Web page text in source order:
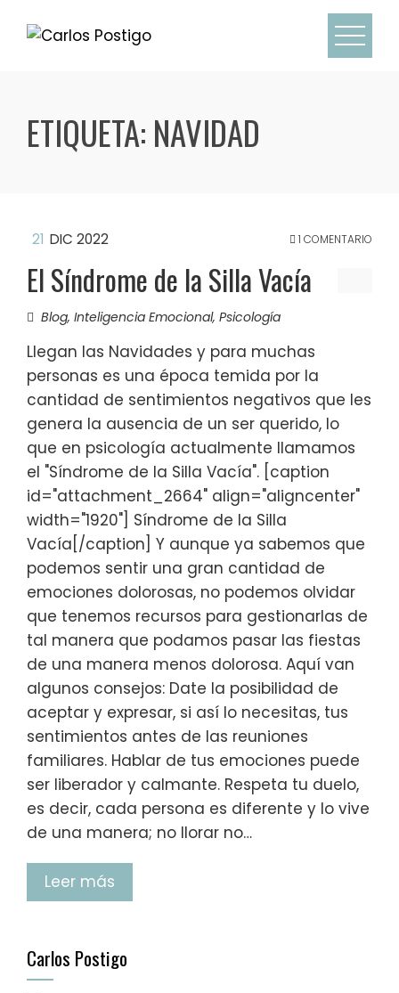
ETIQUETA: NAVIDAD
21 DIC 2022 1 COMENTARIO
El Síndrome de la Silla Vacía
Blog, Inteligencia Emocional, Psicología
Llegan las Navidades y para muchas
personas es una época temida por la
cantidad de sentimientos negativos que les
genera la ausencia de un ser querido, lo
que en psicología actualmente llamamos
el "Síndrome de la Silla Vacía". [caption
id="attachment_2664" align="aligncenter"
width="1920"] Síndrome de la Silla
Vacía[/caption] Y aunque ya sabemos que
podemos sentir una gran cantidad de
emociones dolorosas, no podemos olvidar
que tenemos recursos para gestionarlas de
tal manera que podamos pasar las fiestas
de una manera menos dolorosa. Aquí van
algunos consejos: Date la posibilidad de
aceptar y expresar, si así lo necesitas, tus
sentimientos antes de las reuniones
familiares. Hablar de tus emociones puede
ser liberador y calmante. Respeta tu duelo,
es decir, cada persona es diferente y lo vive
de una manera; no llorar no…
Leer más
Carlos Postigo